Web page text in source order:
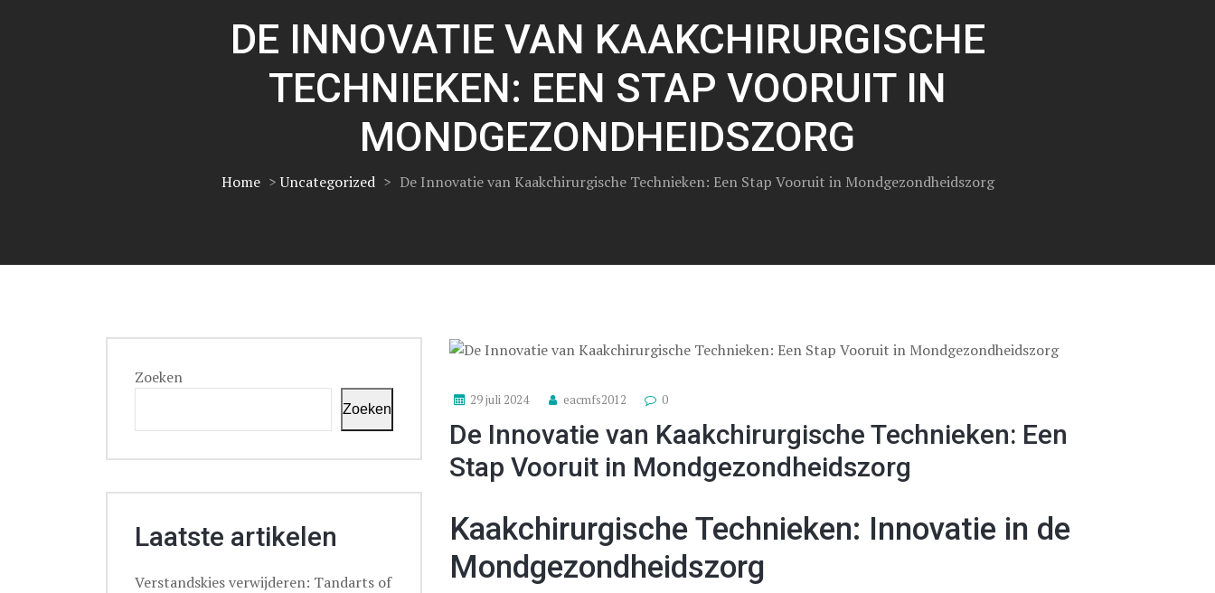
DE INNOVATIE VAN KAAKCHIRURGISCHE
TECHNIEKEN: EEN STAP VOORUIT IN
MONDGEZONDHEIDSZORG
Home >Uncategorized > De Innovatie van Kaakchirurgische Technieken: Een Stap Vooruit in Mondgezondheidszorg
29 juli 2024 eacmfs2012 0
De Innovatie van Kaakchirurgische Technieken: Een
Stap Vooruit in Mondgezondheidszorg
Kaakchirurgische Technieken: Innovatie in de
Mondgezondheidszorg
Zoeken
Zoeken
Laatste artikelen
Verstandskies verwijderen: Tandarts of